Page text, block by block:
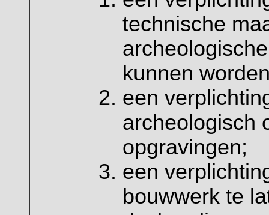
technische
kunnen
een
archeologisch
opgravingen;
een
bouwwerk te